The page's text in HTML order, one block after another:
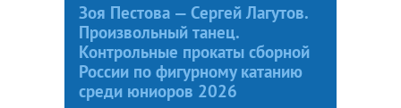
Зоя Пестова — Сергей Лагутов.
Произвольный танец.
Контрольные прокаты сборной
России по фигурному катанию
среди юниоров 2026